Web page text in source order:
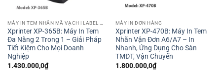
Xprinter XP-365B: Máy In Tem
Đa Năng 2 Trong 1 – Giải Pháp
Tiết Kiệm Cho Mọi Doanh
Nghiệp
1.430.000,0₫
MÁY IN ĐƠN HÀNG
Xprinter XP-470B: Máy In Tem
Nhãn Vận Đơn A6/A7 – In
Nhanh, Ứng Dụng Cho Sàn
TMĐT, Vận Chuyển
1.800.000,0₫